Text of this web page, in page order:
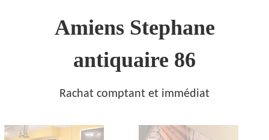
Amiens Stephane
antiquaire 86
Rachat comptant et immédiat